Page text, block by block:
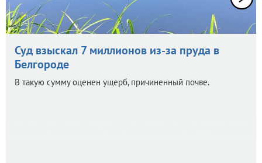
Суд взыскал 7 миллионов из-за пруда в
Белгороде
В такую сумму оценен ущерб, причиненный почве.